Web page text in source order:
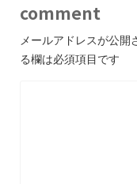
comment
メールアドレスが公開
る欄は必須項目です